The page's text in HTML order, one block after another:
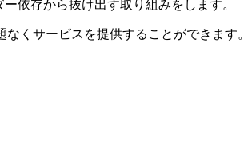
依存から抜け出す取り組みをします。
くサービスを提供することができます。